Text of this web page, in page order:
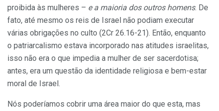
proibida às mulheres – e a maioria dos outros homens. De
fato, até mesmo os reis de Israel não podiam executar
várias obrigações no culto (2Cr 26.16-21). Então, enquanto
o patriarcalismo estava incorporado nas atitudes israelitas,
isso não era o que impedia a mulher de ser sacerdotisa;
antes, era um questão da identidade religiosa e bem-estar
moral de Israel.
Nós poderíamos cobrir uma área maior do que esta, mas